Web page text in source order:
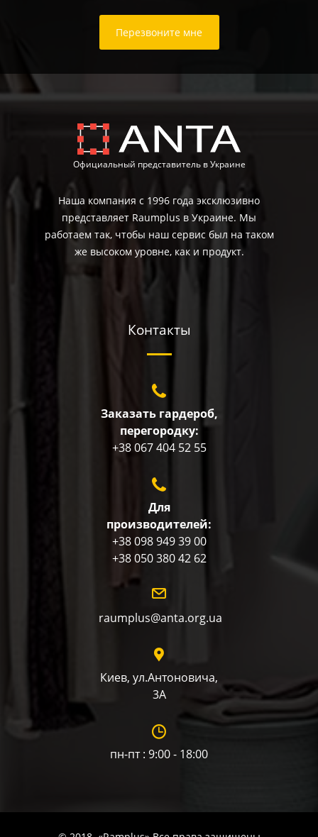
Перезвоните мне
Официальный представитель в Украине
Наша компания с 1996 года эксклюзивно
представляет Raumplus в Украине. Мы
работаем так, чтобы наш сервис был на таком
же высоком уровне, как и продукт.
Контакты
Заказать гардероб,
перегородку:
+38 067 404 52 55
Для
производителей:
+38 098 949 39 00
+38 050 380 42 62
raumplus@anta.org.ua
Киев, ул.Антоновича,
3А
пн-пт : 9:00 - 18:00